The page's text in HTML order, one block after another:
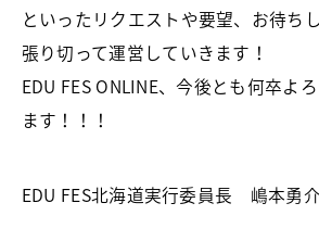
といったリクエストや要望、お待ち
張り切って運営していきます！
EDU FES ONLINE、今後とも何卒よ
ます！！！
EDU FES北海道実行委員長 嶋本勇介